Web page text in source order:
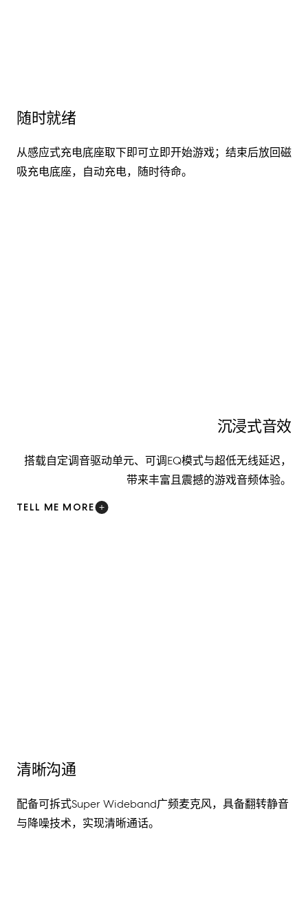
随时就绪
从感应式充电底座取下即可立即开始游戏；结束后放回磁
吸充电底座，自动充电，随时待命。
沉浸式音效
搭载自定调音驱动单元、可调EQ模式与超低无线延迟，
带来丰富且震撼的游戏音频体验。
TELL ME MORE
清晰沟通
配备可拆式Super Wideband广频麦克风，具备翻转静音
与降噪技术，实现清晰通话。